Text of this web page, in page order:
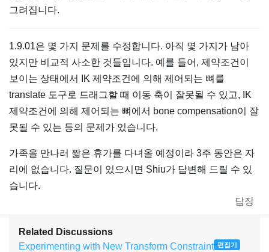
그려집니다.
1.9.01은 몇 가지 문제를 수정합니다. 아직 몇 가지가 남아
있지만 비교적 사소한 것들입니다. 예를 들어, 제약조건이
보이는 상태에서 IK 제약조건에 의해 제어되는 뼈를
translate 도구로 드래그할 때 이동 축이 잘못될 수 있고, IK
제약조건에 의해 제어되는 뼈에서 bone compensation이 잘
못될 수 있는 등의 문제가 있습니다.
가족을 만나러 짧은 휴가를 다녀올 예정이라 3주 동안은 자
리에 없습니다. 질문이 있으시면 Shiu가 답변해 드릴 수 있
습니다.
답장
Related Discussions
Experimenting with New Transform Constraint 편집기